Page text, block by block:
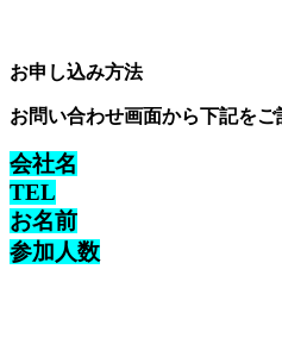
お申し込み方法
お問い合わせ画面から下記をご
会社名
TEL
お名前
参加人数